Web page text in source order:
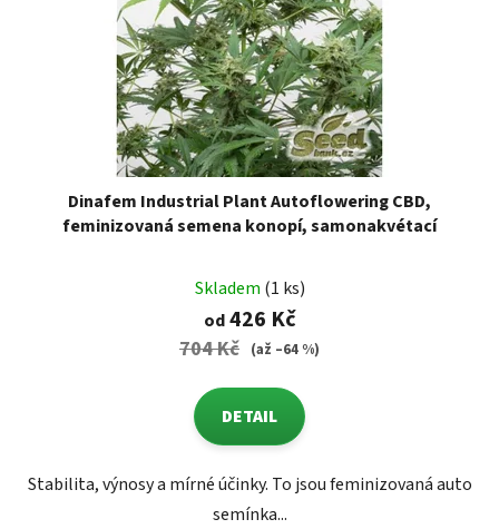
Dinafem Industrial Plant Autoflowering CBD,
feminizovaná semena konopí, samonakvétací
Skladem (1 ks)
od426 Kč
704 Kč (až –64 %)
DETAIL
Stabilita, výnosy a mírné účinky. To jsou feminizovaná auto
semínka...